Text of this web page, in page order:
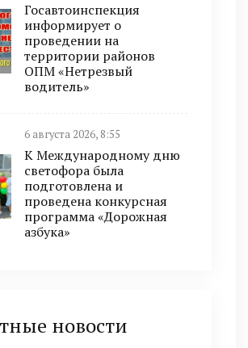
Госавтоинспекция
информирует о
проведении на
территории районов
ОПМ «Нетрезвый
водитель»
6 августа 2026, 8:55
К Международному дню
светофора была
подготовлена и
проведена конкурсная
программа «Дорожная
азбука»
новости